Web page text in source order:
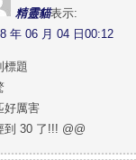
精靈貓表示:
年 06 月 04 日00:12
標題
好厲害
到 30 了!!! @@